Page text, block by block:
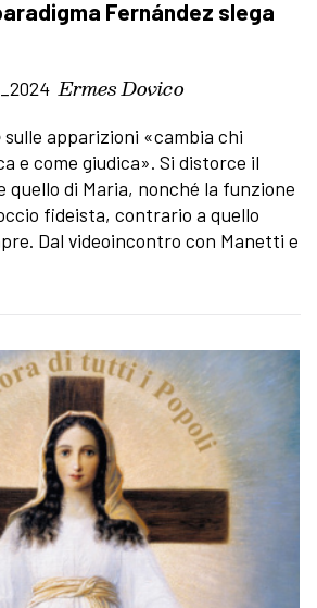
Fernández slega
Ermes Dovico
sulle apparizioni «cambia chi
e come giudica». Si distorce il
quello di Maria, nonché la funzione
fideista, contrario a quello
Dal videoincontro con Manetti e